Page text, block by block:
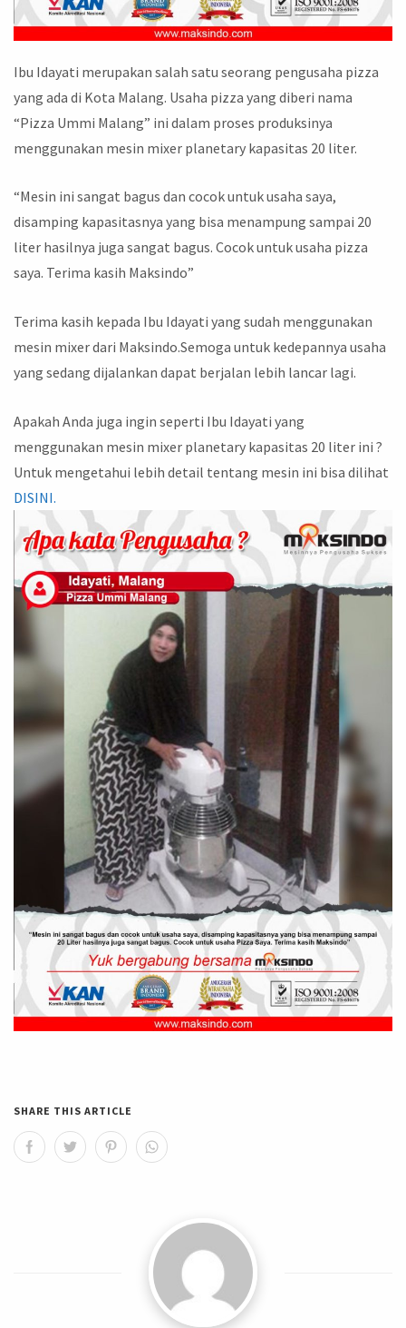
Ibu Idayati merupakan salah satu seorang pengusaha pizza
yang ada di Kota Malang. Usaha pizza yang diberi nama
“Pizza Ummi Malang” ini dalam proses produksinya
menggunakan mesin mixer planetary kapasitas 20 liter.
“Mesin ini sangat bagus dan cocok untuk usaha saya,
disamping kapasitasnya yang bisa menampung sampai 20
liter hasilnya juga sangat bagus. Cocok untuk usaha pizza
saya. Terima kasih Maksindo”
Terima kasih kepada Ibu Idayati yang sudah menggunakan
mesin mixer dari Maksindo.Semoga untuk kedepannya usaha
yang sedang dijalankan dapat berjalan lebih lancar lagi.
Apakah Anda juga ingin seperti Ibu Idayati yang
menggunakan mesin mixer planetary kapasitas 20 liter ini ?
Untuk mengetahui lebih detail tentang mesin ini bisa dilihat
DISINI.
SHARE THIS ARTICLE